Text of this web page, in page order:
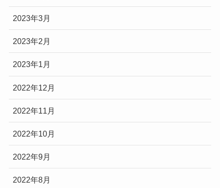
2023年3月
2023年2月
2023年1月
2022年12月
2022年11月
2022年10月
2022年9月
2022年8月